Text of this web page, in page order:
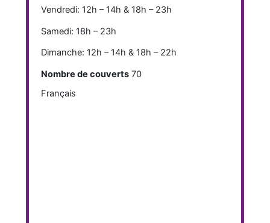
Vendredi: 12h – 14h & 18h – 23h
Samedi: 18h – 23h
Dimanche: 12h – 14h & 18h – 22h
Nombre de couverts 70
Français